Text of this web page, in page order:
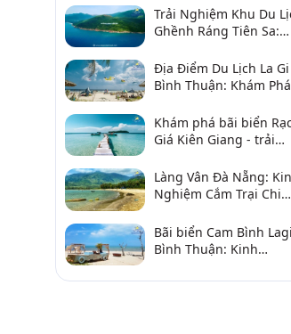
Vời
Trải Nghiệm Khu Du
Ghềnh Ráng Tiên Sa:
Qua
Địa Điểm Du Lịch La Gi
Bình Thuận: Khám
2026
Khám phá bãi biển
Giá Kiên Giang - trải
Làng Vân Đà Nẵng:
Nghiệm Cắm Trại Chi
Bãi biển Cam Bình Lagi
Bình Thuận: Kinh
sản, điểm gần